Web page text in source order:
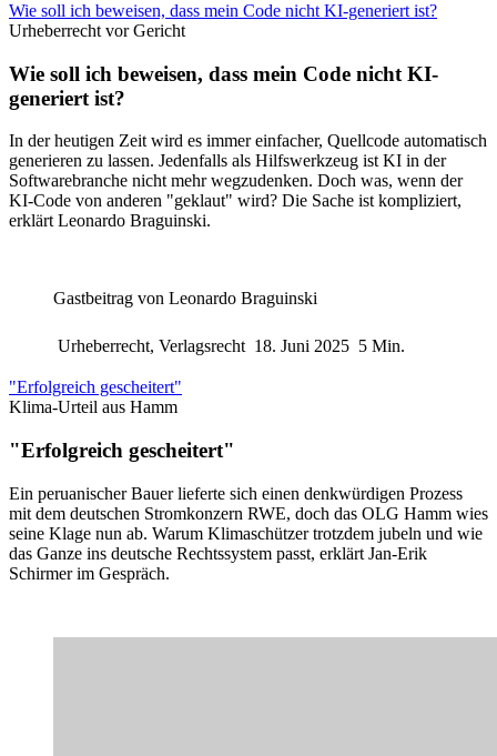
Wie soll ich beweisen, dass mein Code nicht KI-generiert ist?
Urheberrecht vor Gericht
Wie soll ich beweisen, dass mein Code nicht KI-
generiert ist?
In der heutigen Zeit wird es immer einfacher, Quellcode automatisch
generieren zu lassen. Jedenfalls als Hilfswerkzeug ist KI in der
Softwarebranche nicht mehr wegzudenken. Doch was, wenn der
KI-Code von anderen "geklaut" wird? Die Sache ist kompliziert,
erklärt Leonardo Braguinski.
Gastbeitrag von Leonardo Braguinski
Urheberrecht, Verlagsrecht 18. Juni 2025 5 Min.
"Erfolgreich gescheitert"
Klima-Urteil aus Hamm
"Erfolgreich gescheitert"
Ein peruanischer Bauer lieferte sich einen denkwürdigen Prozess
mit dem deutschen Stromkonzern RWE, doch das OLG Hamm wies
seine Klage nun ab. Warum Klimaschützer trotzdem jubeln und wie
das Ganze ins deutsche Rechtssystem passt, erklärt Jan-Erik
Schirmer im Gespräch.